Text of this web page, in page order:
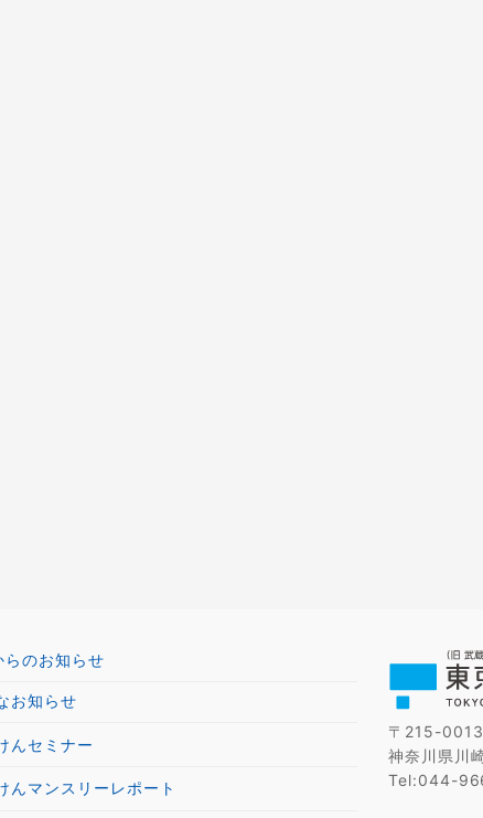
らのお知らせ
お知らせ
んセミナー
んマンスリーレポート
〒215-0013
神奈川県川
Tel:044-